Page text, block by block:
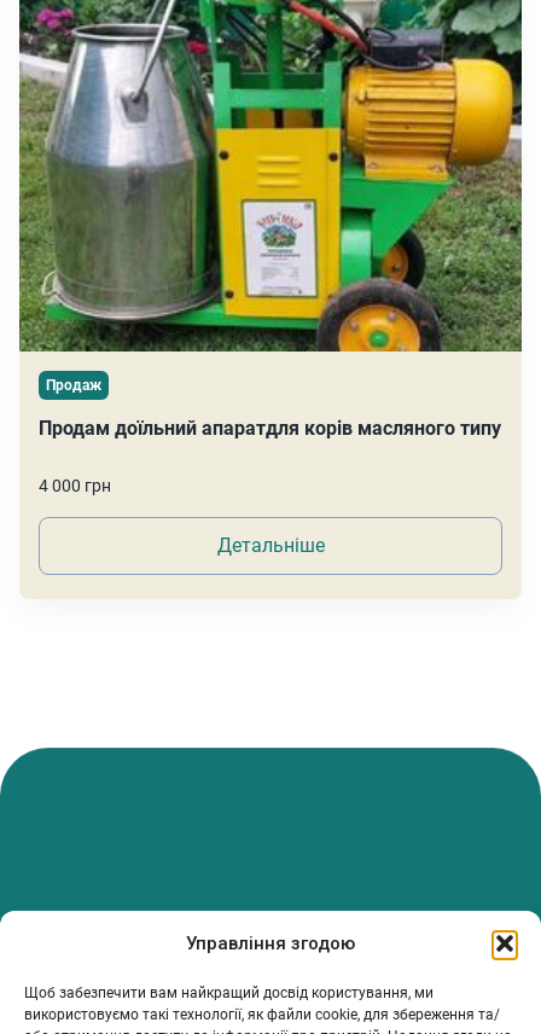
Управління згодою
Щоб забезпечити вам найкращий досвід користування, ми
використовуємо такі технології, як файли cookie, для збереження та/
Продаж
Продам доїльний апаратдля корів масляного типу
4 000 грн
Детальніше
PanTerrea — спільнота, що дбає про фермерів.
Ми об’єднуємо людей, досвід і рішення, щоб допомагати вам
розвивати ферму з упевненістю та підтримкою.
ТОВ Пантерея